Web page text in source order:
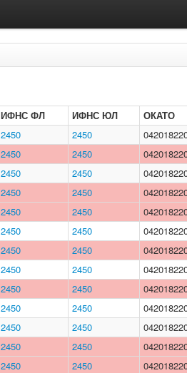
ИФНС ФЛ ИФНС ЮЛ ОКАТО
2450 2450
2450 2450
2450 2450
2450 2450
2450 2450
2450 2450
2450 2450
2450 2450
2450 2450
2450 2450
2450 2450
2450 2450
2450 2450